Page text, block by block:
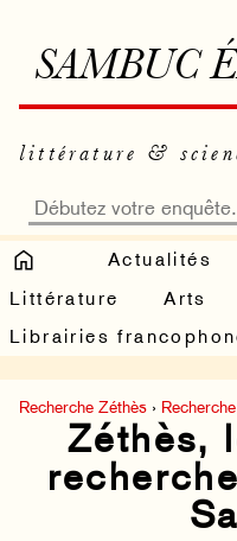
SAMBUC
littérature &
Actualités
Littérature
Arts
Librairies
Recherche Zéthès ›
Zéthès,